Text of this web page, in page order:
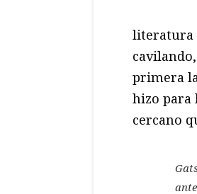
literatura
primera
hizo para
cercano